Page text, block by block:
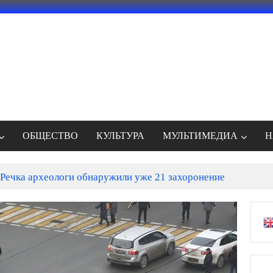
ОБЩЕСТВО КУЛЬТУРА МУЛЬТИМЕДИА
археологи обнаружили уже 21 захоронение